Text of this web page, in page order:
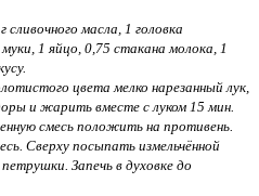
масла, 1 головка
1 яйцо, 0,75 стакана молока, 1
цвета мелко нарезанный лук,
и жарить вместе с луком 15 мин.
смесь положить на противень.
Сверху посыпать измельчённой
Запечь в духовке до